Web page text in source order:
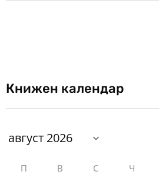
Книжен календар
П В С Ч